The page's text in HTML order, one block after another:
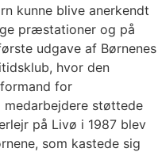
kunne blive anerkendt
præstationer og på
udgave af Børnenes
hvor den
for
medarbejdere støttede
på Livø i 1987 blev
som kastede sig